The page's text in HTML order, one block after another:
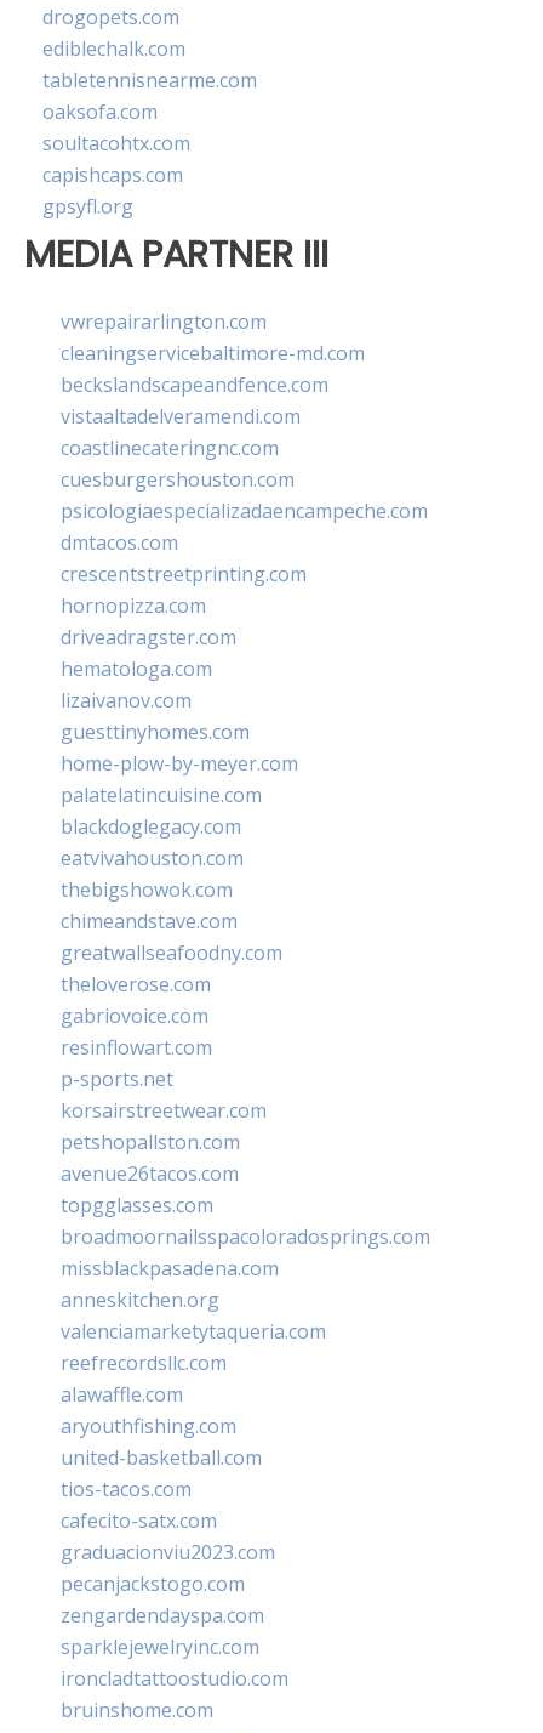
drogopets.com
ediblechalk.com
tabletennisnearme.com
oaksofa.com
soultacohtx.com
capishcaps.com
gpsyfl.org
MEDIA PARTNER III
vwrepairarlington.com
cleaningservicebaltimore-md.com
beckslandscapeandfence.com
vistaaltadelveramendi.com
coastlinecateringnc.com
cuesburgershouston.com
psicologiaespecializadaencampeche.com
dmtacos.com
crescentstreetprinting.com
hornopizza.com
driveadragster.com
hematologa.com
lizaivanov.com
guesttinyhomes.com
home-plow-by-meyer.com
palatelatincuisine.com
blackdoglegacy.com
eatvivahouston.com
thebigshowok.com
chimeandstave.com
greatwallseafoodny.com
theloverose.com
gabriovoice.com
resinflowart.com
p-sports.net
korsairstreetwear.com
petshopallston.com
avenue26tacos.com
topgglasses.com
broadmoornailsspacoloradosprings.com
missblackpasadena.com
anneskitchen.org
valenciamarketytaqueria.com
reefrecordsllc.com
alawaffle.com
aryouthfishing.com
united-basketball.com
tios-tacos.com
cafecito-satx.com
graduacionviu2023.com
pecanjackstogo.com
zengardendayspa.com
sparklejewelryinc.com
ironcladtattoostudio.com
bruinshome.com